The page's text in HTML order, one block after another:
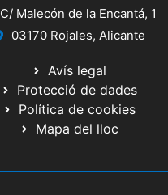
C/ Malecón de la Encantá, 1
03170 Rojales, Alicante
Avís legal
Protecció de dades
Política de cookies
Mapa del lloc